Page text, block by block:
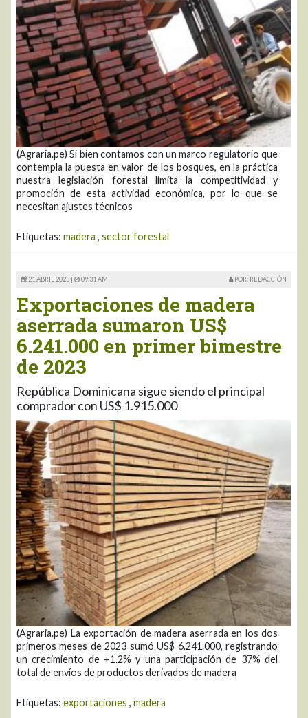
(Agraria.pe) Si bien contamos con un marco regulatorio que
contempla la puesta en valor de los bosques, en la práctica
nuestra legislación forestal limita la competitividad y
promoción de esta actividad económica, por lo que se
necesitan ajustes técnicos
Etiquetas: madera , sector forestal
21 ABRIL 2023 | 09:31 AM POR: REDACCIÓN
Exportaciones de madera
aserrada sumaron US$
6.241.000 en primer bimestre
de 2023
República Dominicana sigue siendo el principal
comprador con US$ 1.915.000
(Agraria.pe) La exportación de madera aserrada en los dos
primeros meses de 2023 sumó US$ 6.241.000, registrando
un crecimiento de +1.2% y una participación de 37% del
total de envíos de productos derivados de madera
Etiquetas: exportaciones , madera